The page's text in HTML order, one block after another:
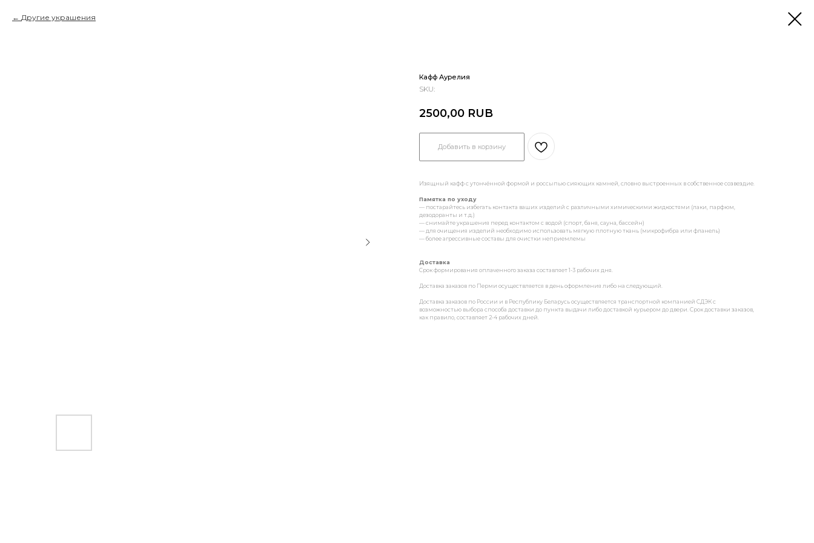
Другие украшения
Кафф Аурелия
SKU:
2500,00 RUB
Добавить в корзину
Изящный кафф с утончённой формой и россыпью сияющих камней, словно выстроенных в собственное созвездие.
Памятка по уходу
— постарайтесь избегать контакта ваших изделий с различными химическими жидкостями (лаки, парфюм,
дезодоранты и т.д.)
— снимайте украшения перед контактом с водой (спорт, баня, сауна, бассейн)
— для очищения изделий необходимо использовать мягкую плотную ткань (микрофибра или фланель)
— более агрессивные составы для очистки неприемлемы
Доставка
Cрок формирования оплаченного заказа составляет 1-3 рабочих дня.
Доставка заказов по Перми осуществляется в день оформления либо на следующий.
Доставка заказов по России и в Республику Беларусь осуществляется транспортной компанией СДЭК с
возможностью выбора способа доставки до пункта выдачи либо доставкой курьером до двери. Срок доставки заказов,
как правило, составляет 2-4 рабочих дней.